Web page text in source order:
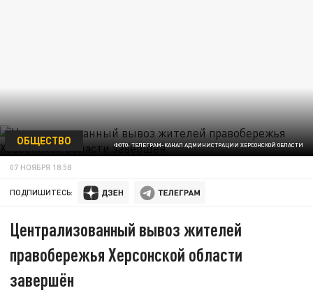
ФОТО: ТЕЛЕГРАМ-КАНАЛ АДМИНИСТРАЦИИ ХЕРСОНСКОЙ ОБЛАСТИ
ОБЩЕСТВО
07 НОЯБРЯ 18:58
ПОДПИШИТЕСЬ:
Централизованный вывоз жителей
правобережья Херсонской области
завершён